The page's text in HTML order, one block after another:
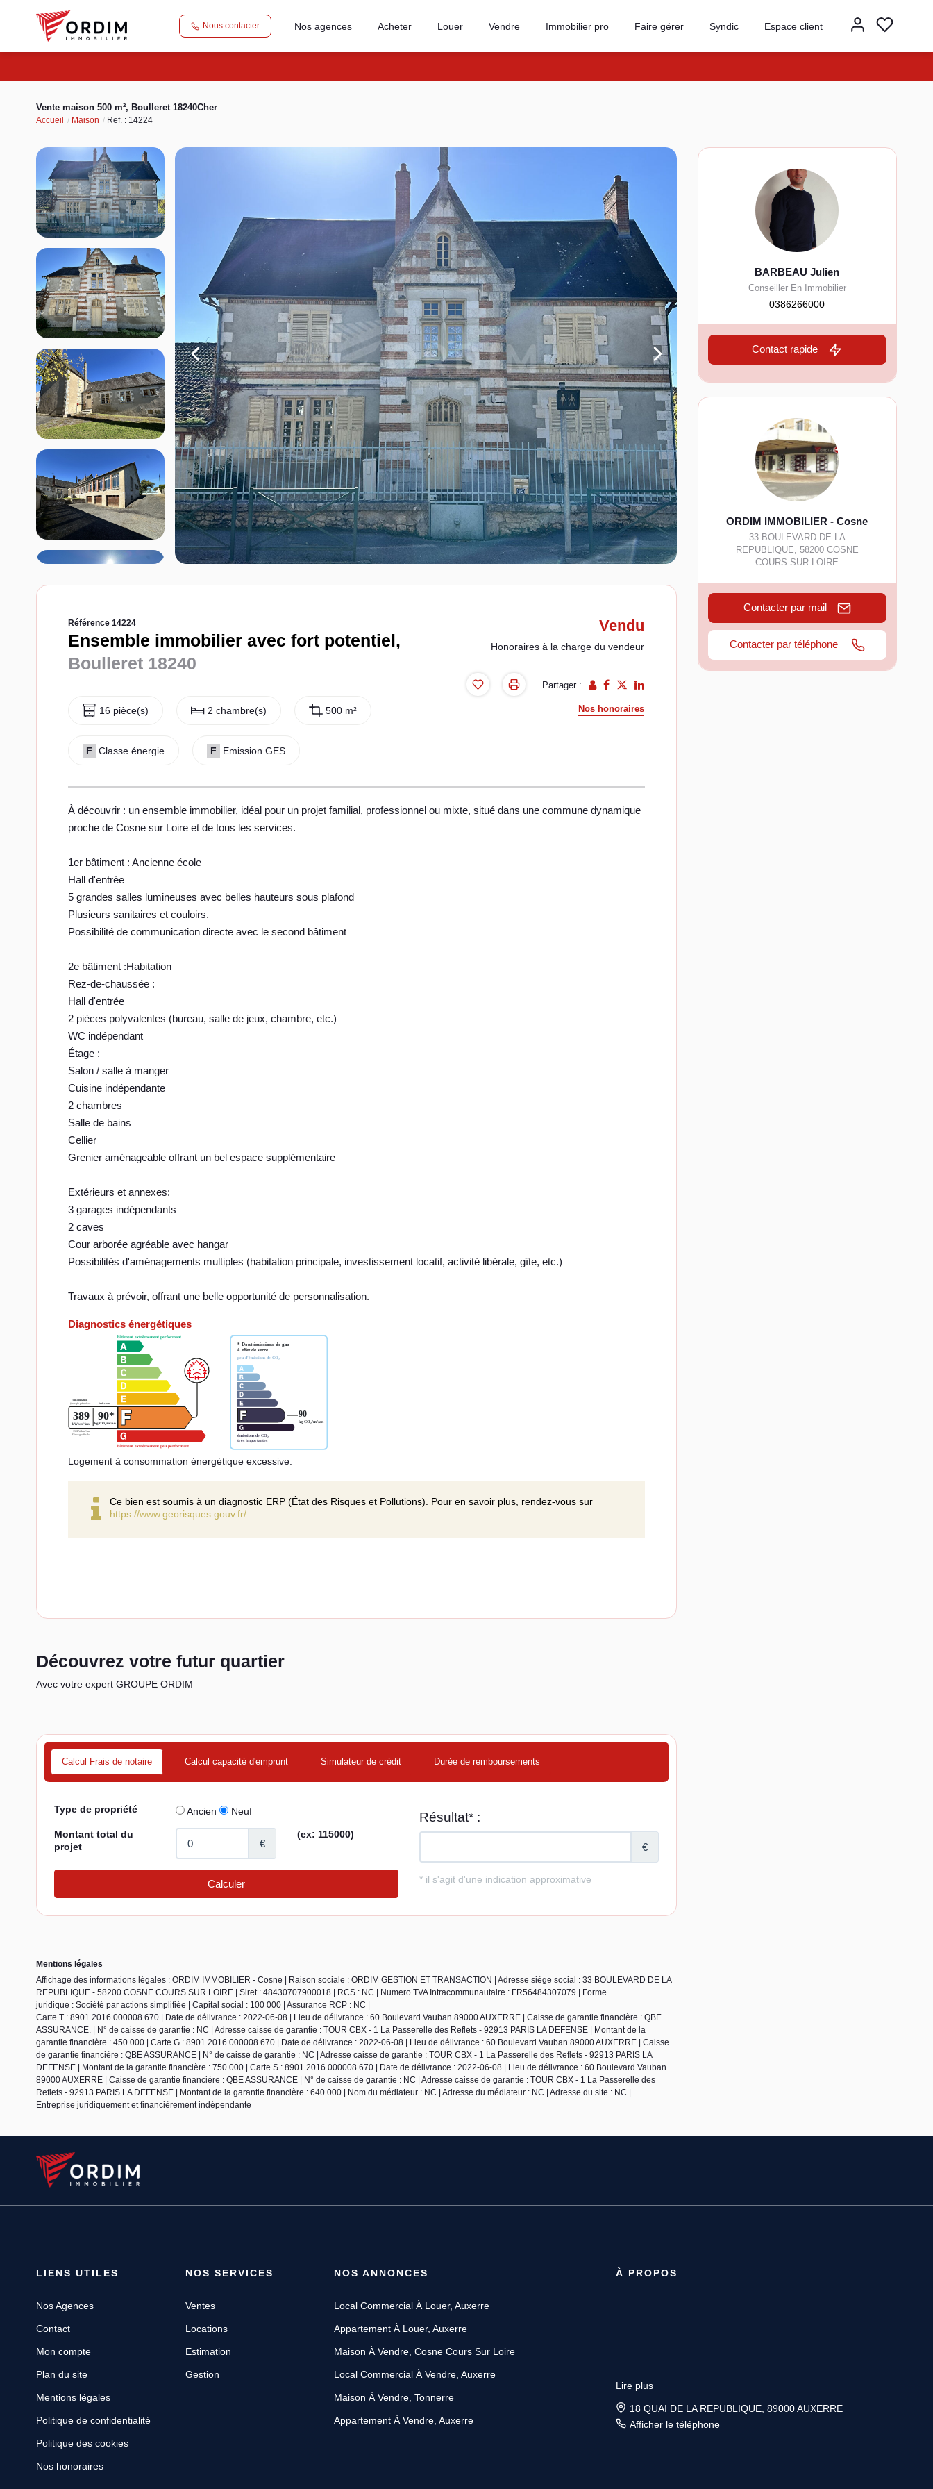
Nous contacter Nos agences Acheter Louer Vendre Immobilier pro Faire gérer Syndic Espace client
Vente maison 500 m², Boulleret 18240Cher
Accueil Maison Ref. : 14224
Référence 14224
Ensemble immobilier avec fort potentiel,
Boulleret 18240
16 pièce(s) 2 chambre(s) 500 m²
F Classe énergie F Emission GES
Vendu
Honoraires à la charge du vendeur
Partager :
Nos honoraires
À découvrir : un ensemble immobilier, idéal pour un projet familial, professionnel ou mixte, situé dans une commune dynamique
proche de Cosne sur Loire et de tous les services.
1er bâtiment : Ancienne école
Hall d'entrée
5 grandes salles lumineuses avec belles hauteurs sous plafond
Plusieurs sanitaires et couloirs.
Possibilité de communication directe avec le second bâtiment
2e bâtiment :Habitation
Rez-de-chaussée :
Hall d'entrée
2 pièces polyvalentes (bureau, salle de jeux, chambre, etc.)
WC indépendant
Étage :
Salon / salle à manger
Cuisine indépendante
2 chambres
Salle de bains
Cellier
Grenier aménageable offrant un bel espace supplémentaire
Extérieurs et annexes:
3 garages indépendants
2 caves
Cour arborée agréable avec hangar
Possibilités d'aménagements multiples (habitation principale, investissement locatif, activité libérale, gîte, etc.)
Travaux à prévoir, offrant une belle opportunité de personnalisation.
Diagnostics énergétiques
Logement à consommation énergétique excessive.
Ce bien est soumis à un diagnostic ERP (État des Risques et Pollutions). Pour en savoir plus, rendez-vous sur
https://www.georisques.gouv.fr/
Découvrez votre futur quartier
Avec votre expert GROUPE ORDIM
Calcul Frais de notaire Calcul capacité d'emprunt Simulateur de crédit Durée de remboursements
BARBEAU Julien
Conseiller En Immobilier
0386266000
Contact rapide
ORDIM IMMOBILIER - Cosne
33 BOULEVARD DE LA
REPUBLIQUE, 58200 COSNE
COURS SUR LOIRE
Contacter par mail
Contacter par téléphone
Mentions légales
Affichage des informations légales : ORDIM IMMOBILIER - Cosne | Raison sociale : ORDIM GESTION ET TRANSACTION | Adresse siège social : 33 BOULEVARD DE LA
REPUBLIQUE - 58200 COSNE COURS SUR LOIRE | Siret : 48430707900018 | RCS : NC | Numero TVA Intracommunautaire : FR56484307079 | Forme
juridique : Société par actions simplifiée | Capital social : 100 000 | Assurance RCP : NC |
Carte T : 8901 2016 000008 670 | Date de délivrance : 2022-06-08 | Lieu de délivrance : 60 Boulevard Vauban 89000 AUXERRE | Caisse de garantie financière : QBE
ASSURANCE. | N° de caisse de garantie : NC | Adresse caisse de garantie : TOUR CBX - 1 La Passerelle des Reflets - 92913 PARIS LA DEFENSE | Montant de la
garantie financière : 450 000 | Carte G : 8901 2016 000008 670 | Date de délivrance : 2022-06-08 | Lieu de délivrance : 60 Boulevard Vauban 89000 AUXERRE | Caisse
de garantie financière : QBE ASSURANCE | N° de caisse de garantie : NC | Adresse caisse de garantie : TOUR CBX - 1 La Passerelle des Reflets - 92913 PARIS LA
DEFENSE | Montant de la garantie financière : 750 000 | Carte S : 8901 2016 000008 670 | Date de délivrance : 2022-06-08 | Lieu de délivrance : 60 Boulevard Vauban
89000 AUXERRE | Caisse de garantie financière : QBE ASSURANCE | N° de caisse de garantie : NC | Adresse caisse de garantie : TOUR CBX - 1 La Passerelle des
Reflets - 92913 PARIS LA DEFENSE | Montant de la garantie financière : 640 000 | Nom du médiateur : NC | Adresse du médiateur : NC | Adresse du site : NC |
Entreprise juridiquement et financièrement indépendante
LIENS UTILES
Nos Agences
Contact
Mon compte
Plan du site
Mentions légales
Politique de confidentialité
Politique des cookies
Nos honoraires
NOS SERVICES
Ventes
Locations
Estimation
Gestion
NOS ANNONCES
Local Commercial À Louer, Auxerre
Appartement À Louer, Auxerre
Maison À Vendre, Cosne Cours Sur Loire
Local Commercial À Vendre, Auxerre
Maison À Vendre, Tonnerre
Appartement À Vendre, Auxerre
À PROPOS
Lire plus
6 place Vauban, 89200 AVALLON
Afficher le téléphone